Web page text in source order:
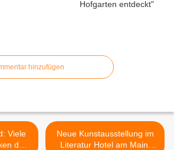
hinzufügen
das
Neue Kunstausstellung im
Literatur Hotel am Main: